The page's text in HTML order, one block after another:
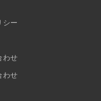
シー
わせ
わせ